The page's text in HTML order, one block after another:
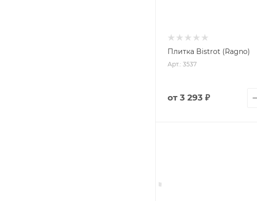
Плитка Bistrot (Ragno)
Арт.: 3537
от 3 293 ₽